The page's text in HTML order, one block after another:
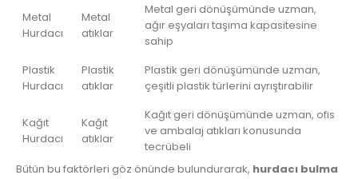
Metal
Hurdacı
Metal
atıklar
Metal geri dönüşümünde uzman,
ağır eşyaları taşıma kapasitesine
sahip
Plastik
Hurdacı
Plastik
atıklar
Plastik geri dönüşümünde uzman,
çeşitli plastik türlerini ayrıştırabilir
Kağıt
Hurdacı
Kağıt
atıklar
Kağıt geri dönüşümünde uzman, ofis
ve ambalaj atıkları konusunda
tecrübeli
Bütün bu faktörleri göz önünde bulundurarak, hurdacı bulma